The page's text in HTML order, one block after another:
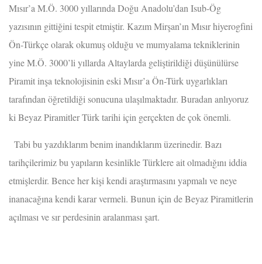
Mısır’a M.Ö. 3000 yıllarında Doğu Anadolu’dan Isub-Ög
yazısının gittiğini tespit etmiştir. Kazım Mirşan’ın Mısır hiyerogfini
Ön-Türkçe olarak okumuş olduğu ve mumyalama tekniklerinin
yine M.Ö. 3000’li yıllarda Altaylarda geliştirildiği düşünülürse
Piramit inşa teknolojisinin eski Mısır’a Ön-Türk uygarlıkları
tarafından öğretildiği sonucuna ulaşılmaktadır. Buradan anlıyoruz
ki Beyaz Piramitler Türk tarihi için gerçekten de çok önemli.
Tabi bu yazdıklarım benim inandıklarım üzerinedir. Bazı
tarihçilerimiz bu yapıların kesinlikle Türklere ait olmadığını iddia
etmişlerdir. Bence her kişi kendi araştırmasını yapmalı ve neye
inanacağına kendi karar vermeli. Bunun için de Beyaz Piramitlerin
açılması ve sır perdesinin aralanması şart.